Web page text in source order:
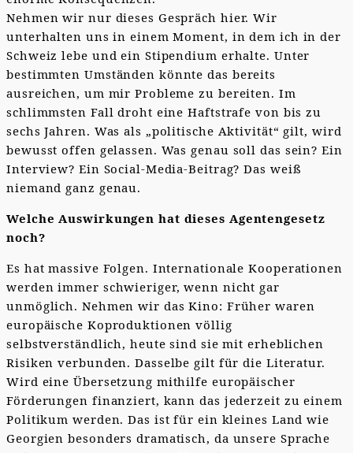
Nehmen wir nur dieses Gespräch hier. Wir
unterhalten uns in einem Moment, in dem ich in der
Schweiz lebe und ein Stipendium erhalte. Unter
bestimmten Umständen könnte das bereits
ausreichen, um mir Probleme zu bereiten. Im
schlimmsten Fall droht eine Haftstrafe von bis zu
sechs Jahren. Was als „politische Aktivität“ gilt, wird
bewusst offen gelassen. Was genau soll das sein? Ein
Interview? Ein Social-Media-Beitrag? Das weiß
niemand ganz genau.
Welche Auswirkungen hat dieses Agentengesetz
noch?
Es hat massive Folgen. Internationale Kooperationen
werden immer schwieriger, wenn nicht gar
unmöglich. Nehmen wir das Kino: Früher waren
europäische Koproduktionen völlig
selbstverständlich, heute sind sie mit erheblichen
Risiken verbunden. Dasselbe gilt für die Literatur.
Wird eine Übersetzung mithilfe europäischer
Förderungen finanziert, kann das jederzeit zu einem
Politikum werden. Das ist für ein kleines Land wie
Georgien besonders dramatisch, da unsere Sprache